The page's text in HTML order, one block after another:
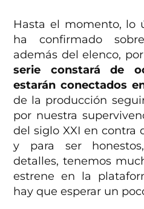
Hasta el momento, lo
ha confirmado
además del elenco,
serie constará de
estarán conectados
de la producción
por nuestra
del siglo XXI en contra
y para ser
detalles, tenemos
estrene en la
hay que esperar un